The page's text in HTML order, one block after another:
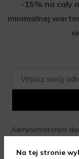
-15% na
minimalnej
Administratorem
02-
Na tej stronie